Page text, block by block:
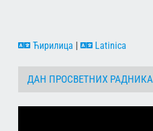
Ћирилица | Latinica
ДАН ПРОСВЕТНИХ РАДНИКА